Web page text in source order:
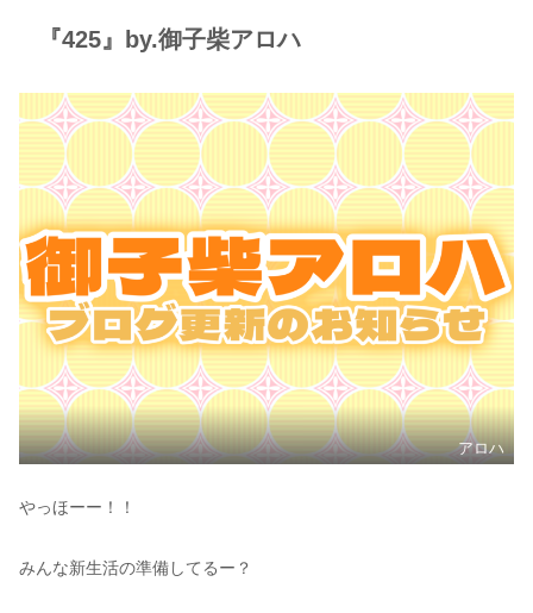
『425』by.御子柴アロハ
アロハ
やっほーー！！
みんな新生活の準備してるー？